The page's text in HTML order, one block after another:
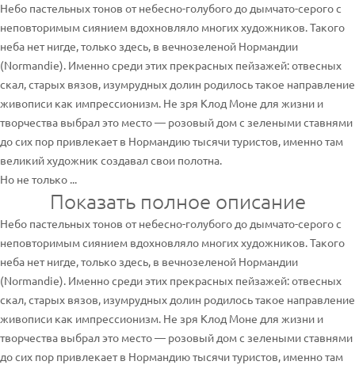
Небо пастельных тонов от небесно-голубого до дымчато-серого с
неповторимым сиянием вдохновляло многих художников. Такого
неба нет нигде, только здесь, в вечнозеленой Нормандии
(Normandie). Именно среди этих прекрасных пейзажей: отвесных
скал, старых вязов, изумрудных долин родилось такое направление
живописи как импрессионизм. Не зря Клод Моне для жизни и
творчества выбрал это место — розовый дом с зелеными ставнями
до сих пор привлекает в Нормандию тысячи туристов, именно там
великий художник создавал свои полотна.
Но не только ...
Показать полное описание
Небо пастельных тонов от небесно-голубого до дымчато-серого с
неповторимым сиянием вдохновляло многих художников. Такого
неба нет нигде, только здесь, в вечнозеленой Нормандии
(Normandie). Именно среди этих прекрасных пейзажей: отвесных
скал, старых вязов, изумрудных долин родилось такое направление
живописи как импрессионизм. Не зря Клод Моне для жизни и
творчества выбрал это место — розовый дом с зелеными ставнями
до сих пор привлекает в Нормандию тысячи туристов, именно там